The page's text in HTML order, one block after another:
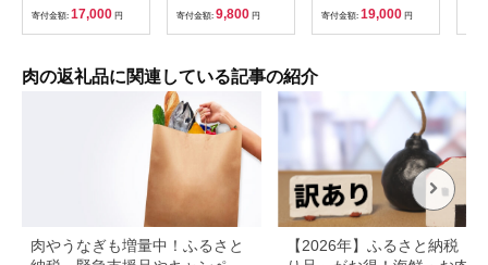
タレ漬け 牛肉 焼肉用
焼くだけ 小分け BBQ
やきにく 数量限定】
寄付金額: 17,000 円 寄付金額: 9,800 円 寄付金額: 19,000 円
肉の返礼品に関連している記事の紹介
肉やうなぎも増量中！ふるさと
【2026年】ふるさと納税「